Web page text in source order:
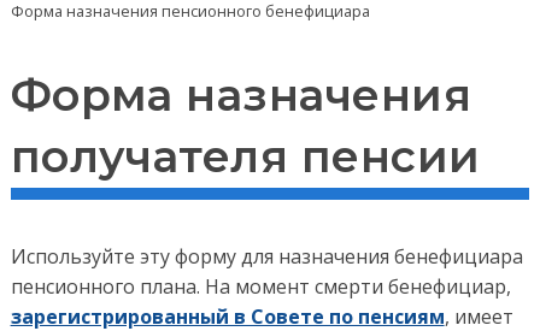
Форма назначения пенсионного бенефициара
Форма назначения
получателя пенсии
Используйте эту форму для назначения бенефициара
пенсионного плана. На момент смерти бенефициар,
зарегистрированный в Совете по пенсиям, имеет